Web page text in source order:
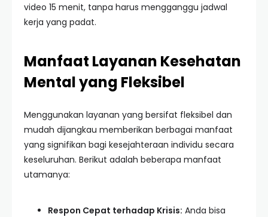
video 15 menit, tanpa harus mengganggu jadwal
kerja yang padat.
Manfaat Layanan Kesehatan
Mental yang Fleksibel
Menggunakan layanan yang bersifat fleksibel dan
mudah dijangkau memberikan berbagai manfaat
yang signifikan bagi kesejahteraan individu secara
keseluruhan. Berikut adalah beberapa manfaat
utamanya:
Respon Cepat terhadap Krisis: Anda bisa